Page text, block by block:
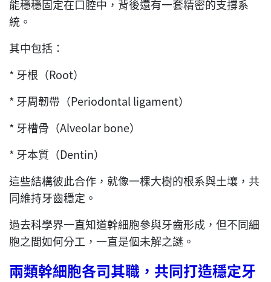
能穩穩固定在口腔中，背後還有一套精密的支撐系
統。
其中包括：
* 牙根（Root）
* 牙周韌帶（Periodontal ligament）
* 牙槽骨（Alveolar bone）
* 牙本質（Dentin）
這些結構彼此合作，就像一棵大樹的根系與土壤，共
同維持牙齒穩定。
過去科學界一直知道幹細胞參與牙齒形成，但不同細
胞之間如何分工，一直是個未解之謎。
兩類幹細胞各司其職 ， 共同打造穩定牙